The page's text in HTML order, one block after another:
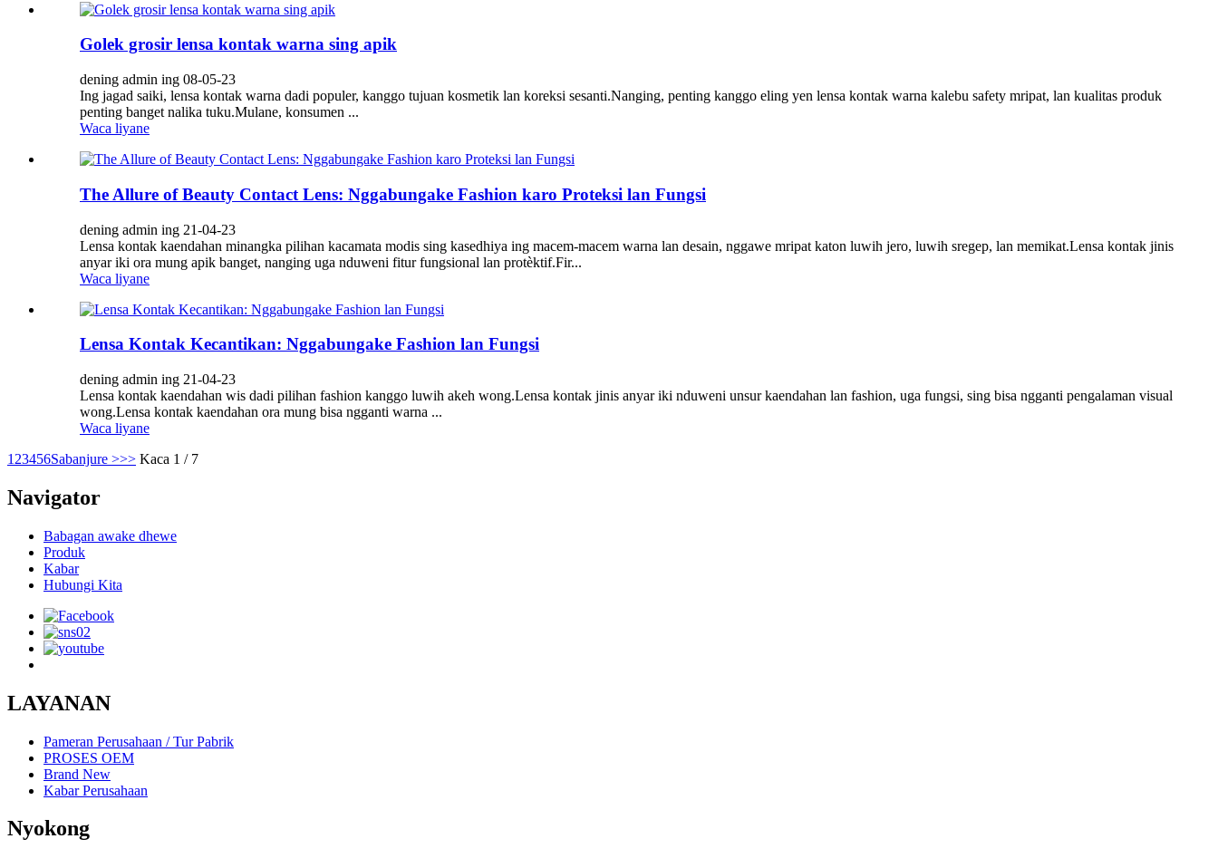
Golek grosir lensa kontak warna sing apik
dening admin ing 08-05-23
Ing jagad saiki, lensa kontak warna dadi populer, kanggo tujuan kosmetik lan koreksi sesanti.Nanging, penting kanggo eling yen lensa kontak warna kalebu safety mripat, lan kualitas produk
penting banget nalika tuku.Mulane, konsumen ...
Waca liyane
The Allure of Beauty Contact Lens: Nggabungake Fashion karo Proteksi lan Fungsi
dening admin ing 21-04-23
Lensa kontak kaendahan minangka pilihan kacamata modis sing kasedhiya ing macem-macem warna lan desain, nggawe mripat katon luwih jero, luwih sregep, lan memikat.Lensa kontak jinis
anyar iki ora mung apik banget, nanging uga nduweni fitur fungsional lan protèktif.Fir...
Waca liyane
Lensa Kontak Kecantikan: Nggabungake Fashion lan Fungsi
dening admin ing 21-04-23
Lensa kontak kaendahan wis dadi pilihan fashion kanggo luwih akeh wong.Lensa kontak jinis anyar iki nduweni unsur kaendahan lan fashion, uga fungsi, sing bisa ngganti pengalaman visual
wong.Lensa kontak kaendahan ora mung bisa ngganti warna ...
Waca liyane
1 23456Sabanjure >>> Kaca 1 / 7
Navigator
Babagan awake dhewe
Produk
Kabar
Hubungi Kita
LAYANAN
Pameran Perusahaan / Tur Pabrik
PROSES OEM
Brand New
Kabar Perusahaan
Nyokong